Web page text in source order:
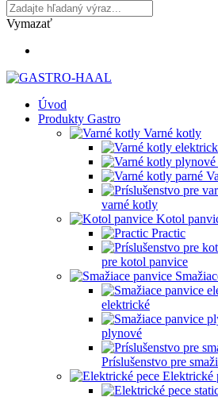
Vymazať
Úvod
Produkty Gastro
Varné kotly
varné kotly
Kotol
Practic
pre kotol panvice
elektrické
plynové
Príslušenstvo pre
Elektrické